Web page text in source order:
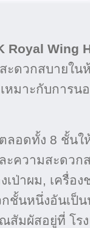
Royal Wing
ดวกสบายใน
หมาะกับการ
ลอดทั้ง 8 ชั้น
ะความสะดวก
เป่าผม, เครื่อ
ชั้นหนึ่งอันเป็
สัมผัสอยู่ที่ โร